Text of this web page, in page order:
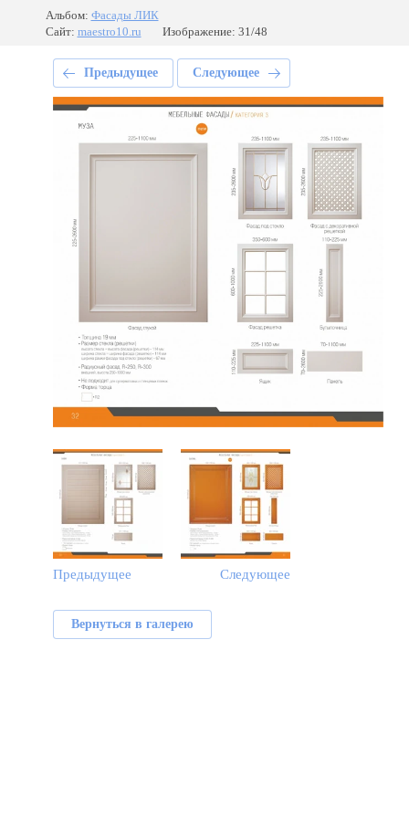
Альбом: Фасады ЛИК
Сайт: maestro10.ru Изображение: 31/48
Предыдущее Следующее
Предыдущее Следующее
Вернуться в галерею